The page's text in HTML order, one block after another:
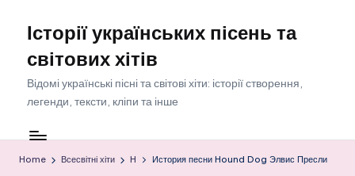
content
Історії українських пісень та
світових хітів
Відомі українські пісні та світові хіти: історії створення,
легенди, тексти, кліпи та інше
Home Всесвітні хіти H История песни Hound Dog Элвис Пресли